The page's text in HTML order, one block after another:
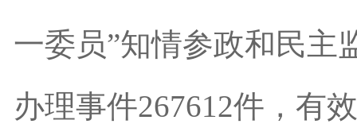
一委员”知情参政和民主
办理事件267612件，有